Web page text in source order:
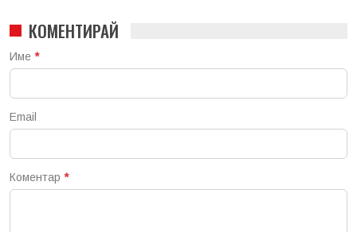
КОМЕНТИРАЙ
Име *
Email
Коментар *